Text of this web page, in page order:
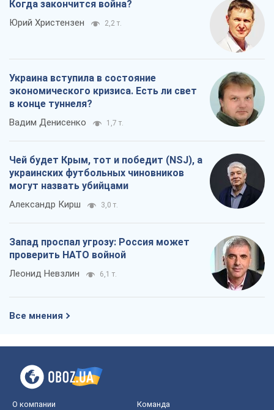
Когда закончится война?
Юрий Христензен 2,2 т.
Украина вступила в состояние
экономического кризиса. Есть ли свет
в конце туннеля?
Вадим Денисенко 1,7 т.
Чей будет Крым, тот и победит (NSJ), а
украинских футбольных чиновников
могут назвать убийцами
Александр Кирш 3,0 т.
Запад проспал угрозу: Россия может
проверить НАТО войной
Леонид Невзлин 6,1 т.
Все мнения
О компании Команда